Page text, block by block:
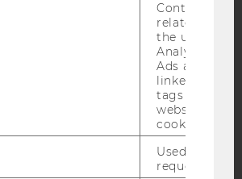
Bluesky
WEBSEITE
Contains
related
the user. If
Analytics and
Ads accounts
linked, the
tags on the
website read
cookie.
Used to
request rate.